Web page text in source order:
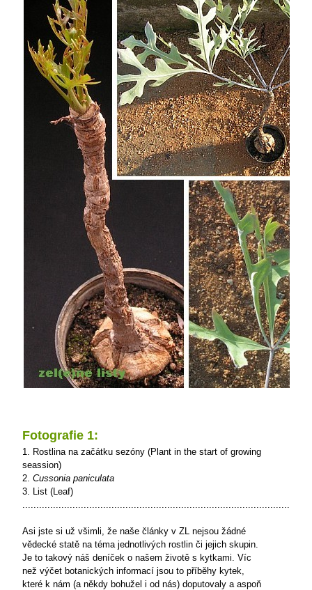
Fotografie 1:
1. Rostlina na začátku sezóny (Plant in the start of growing
seassion)
2. Cussonia paniculata
3. List (Leaf)
Asi jste si už všimli, že naše články v ZL nejsou žádné
vědecké statě na téma jednotlivých rostlin či jejich skupin.
Je to takový náš deníček o našem životě s kytkami. Víc
než výčet botanických informací jsou to příběhy kytek,
které k nám (a někdy bohužel i od nás) doputovaly a aspoň